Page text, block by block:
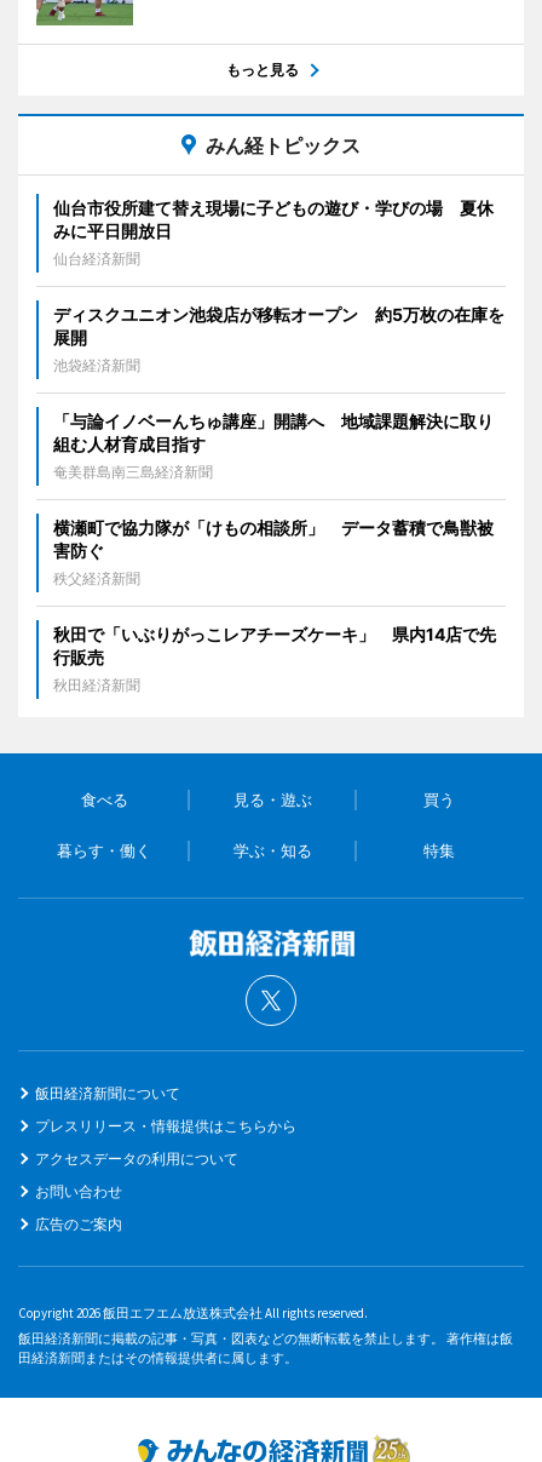
もっと見る
みん経トピックス
仙台市役所建て替え現場に子どもの遊び・学びの場 夏休
みに平日開放日
仙台経済新聞
ディスクユニオン池袋店が移転オープン 約5万枚の在庫を
展開
池袋経済新聞
「与論イノベーんちゅ講座」開講へ 地域課題解決に取り
組む人材育成目指す
奄美群島南三島経済新聞
横瀬町で協力隊が「けもの相談所」 データ蓄積で鳥獣被
害防ぐ
秩父経済新聞
秋田で「いぶりがっこレアチーズケーキ」 県内14店で先
行販売
秋田経済新聞
食べる 見る・遊ぶ 買う
暮らす・働く 学ぶ・知る 特集
飯田経済新聞について
プレスリリース・情報提供はこちらから
アクセスデータの利用について
お問い合わせ
広告のご案内
Copyright 2026 飯田エフエム放送株式会社 All rights reserved.
飯田経済新聞に掲載の記事・写真・図表などの無断転載を禁止します。 著作権は飯
田経済新聞またはその情報提供者に属します。